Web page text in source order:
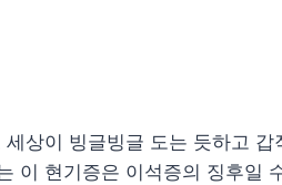
상이 빙글빙글 도는 듯하고
이 현기증은 이석증의 징후일